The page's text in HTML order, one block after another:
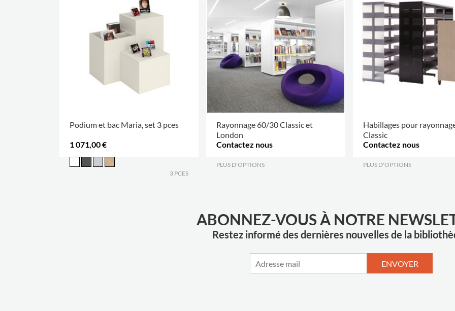
Podium et bac Maria, set 3 pces
1 071,00 €
3 PCES
Rayonnage 60/30 Classic et
London
Contactez nous
PLUS D'OPTIONS
Habillages pour
Classic
Contactez nous
PLUS D'OPTIONS
ABONNEZ-VOUS À NOTRE
Restez informé des dernières nouvelles de la
ENVOYER